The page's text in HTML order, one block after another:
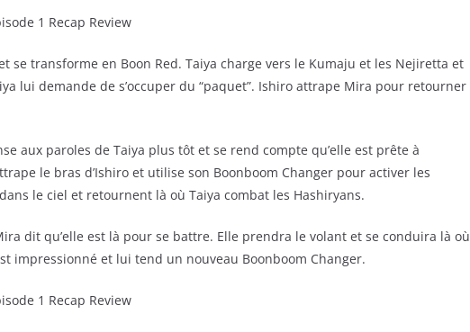
se transforme en Boon Red. Taiya charge vers le Kumaju et les Nejiretta et
lui demande de s’occuper du “paquet”. Ishiro attrape Mira pour retourner
aux paroles de Taiya plus tôt et se rend compte qu’elle est prête à
le bras d’Ishiro et utilise son Boonboom Changer pour activer les
le ciel et retournent là où Taiya combat les Hashiryans.
dit qu’elle est là pour se battre. Elle prendra le volant et se conduira là où
impressionné et lui tend un nouveau Boonboom Changer.